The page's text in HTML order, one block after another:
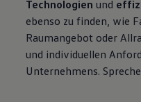
Technologien und
ebenso zu finden, wie
Raumangebot oder
und individuellen
Unternehmens.